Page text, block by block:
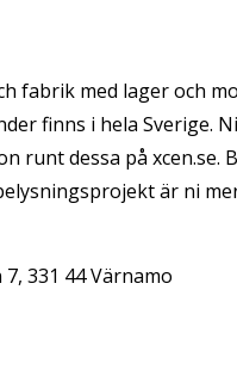
fabrik med lager och
finns i hela Sverige.
runt dessa på xcen.se.
är ni
331 44 Värnamo